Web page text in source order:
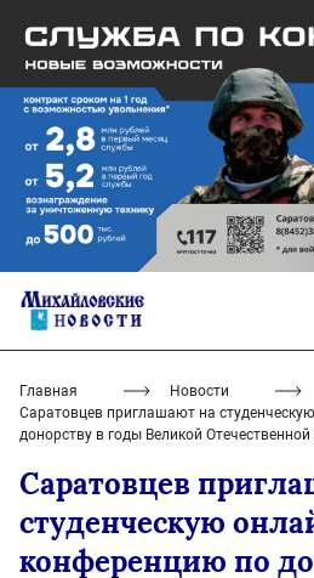
Главная
Новости
Саратовцев приглашают на
донорству в годы Великой
Саратовцев
студенческую
конференцию по